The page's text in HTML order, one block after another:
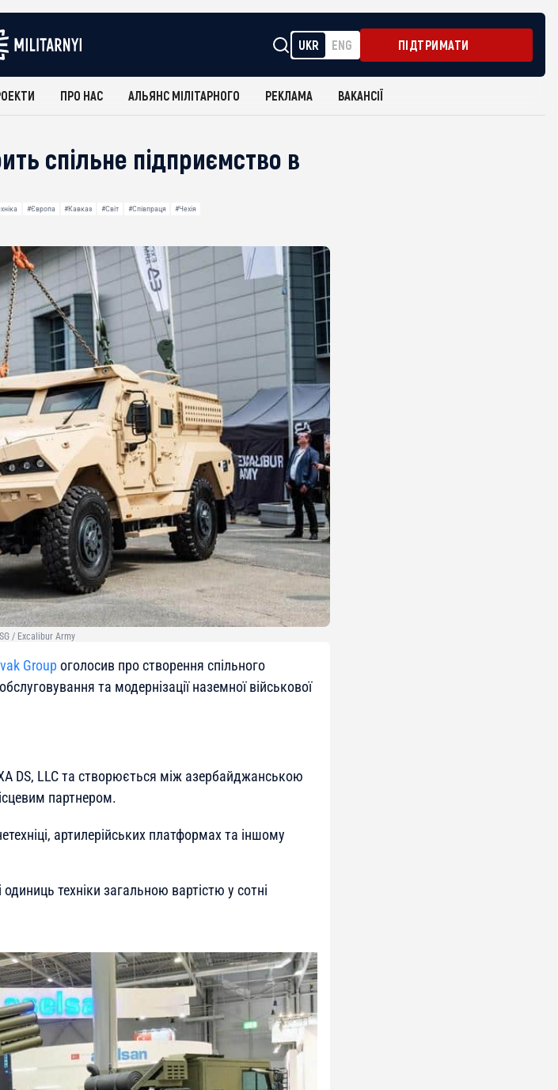
UKR ENG ПІДТРИМАТИ
ПРО НАС АЛЬЯНС МІЛІТАРНОГО РЕКЛАМА ВАКАНСІЇ
спільне підприємство в
#Європа #Кавказ #Світ #Співпраця #Чехія
/ Excalibur Army
Group оголосив про створення спільного
та модернізації наземної військової
DS, LLC та створюється між азербайджанською
партнером.
артилерійських платформах та іншому
техніки загальною вартістю у сотні